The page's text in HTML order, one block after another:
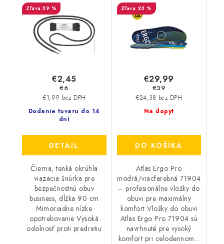
59 %
Dodanie tovaru do 14
dní
€1,99 bez DPH
€2,45
€6
DETAIL
Čierna, tenká okrúhla
viazacia šnúrka pre
bezpečnostnú obuv
business, dĺžka 90 cm
Mimoriadne nízke
opotrebovanie Vysoká
odolnosť proti predratiu
23 %
Na dopyt
€24,38 bez DPH
€29,99
€39
DO KOŠÍKA
Atlas Ergo Pro
modrá/viacfarebná 71904
– profesionálne vložky do
obuvi pre maximálny
komfort Vložky do obuvi
Atlas Ergo Pro 71904 sú
navrhnuté pre vysoký
komfort pri celodennom...